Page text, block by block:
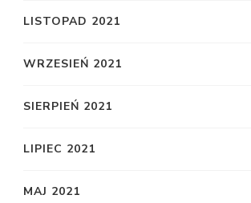
LISTOPAD 2021
WRZESIEŃ 2021
SIERPIEŃ 2021
LIPIEC 2021
MAJ 2021